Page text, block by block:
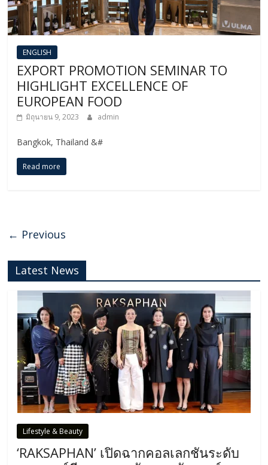
ENGLISH​
EXPORT PROMOTION SEMINAR TO
HIGHLIGHT EXCELLENCE OF
EUROPEAN FOOD
มิถุนายน 9, 2023 admin
Bangkok, Thailand &#
Read more
← Previous
Latest News
Lifestyle & Beauty
‘RAKSAPHAN’ เปิดฉากคอลเลกชันระดับ